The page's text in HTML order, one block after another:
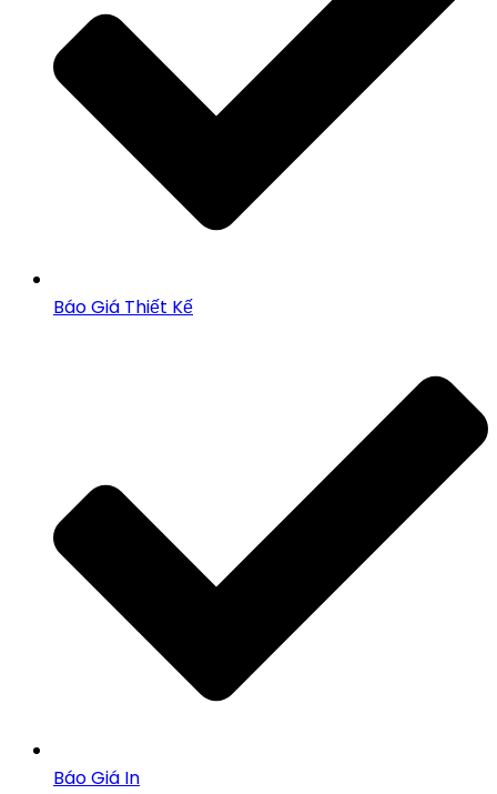
Báo Giá Thiết Kế
Báo Giá In